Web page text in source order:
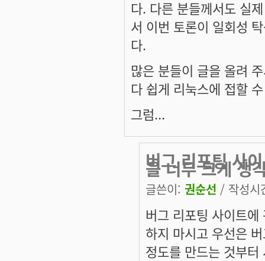
다. 다른 분들께서도 실
서 이번 토론이 일회성
다.
많은 분들이 글을 올려
다 쉽게 리눅스에 접할
그럼...
버그 리포팅 사
을 너무 크게 생
글쓴이: 권순선 / 작성
버그 리포팅 사이트
하지 마시고 우선은
정도를 만드는 것부